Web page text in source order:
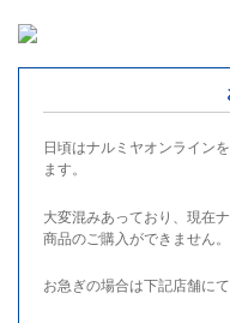
日頃はナルミヤオンライン
ます。
大変混みあっており、現在
商品のご購入ができません。
お急ぎの場合は下記店舗に